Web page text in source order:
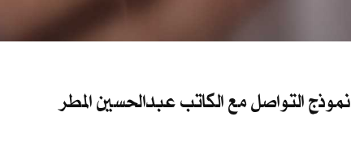
نموذج التواصل مع الكاتب عبدالحسين المطر